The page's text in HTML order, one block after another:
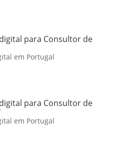
para Consultor de
em Portugal
para Consultor de
em Portugal